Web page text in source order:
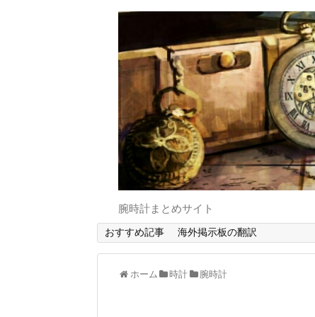
腕時計まとめサイト
おすすめ記事 海外掲示板の翻訳
ホーム 時計 腕時計